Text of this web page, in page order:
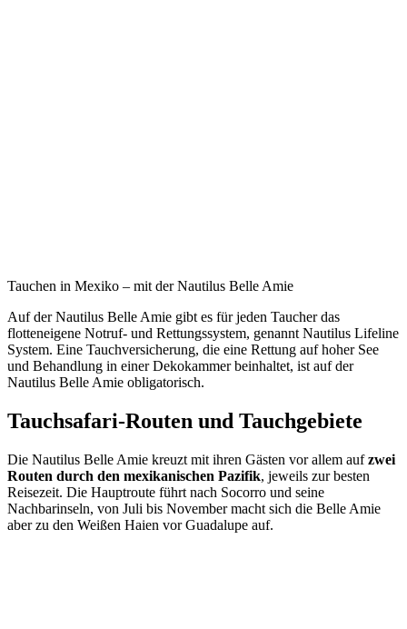
Tauchen in Mexiko – mit der Nautilus Belle Amie
Auf der Nautilus Belle Amie gibt es für jeden Taucher das
flotteneigene Notruf- und Rettungssystem, genannt Nautilus Lifeline
System. Eine Tauchversicherung, die eine Rettung auf hoher See
und Behandlung in einer Dekokammer beinhaltet, ist auf der
Nautilus Belle Amie obligatorisch.
Tauchsafari-Routen und Tauchgebiete
Die Nautilus Belle Amie kreuzt mit ihren Gästen vor allem aufzwei
Routen durch den mexikanischen Pazifik, jeweils zur besten
Reisezeit. Die Hauptroute führt nach Socorro und seine
Nachbarinseln, von Juli bis November macht sich die Belle Amie
aber zu den Weißen Haien vor Guadalupe auf.